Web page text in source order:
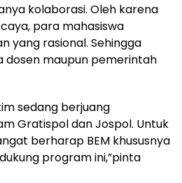
kolaborasi. Oleh karena
para mahasiswa
yang rasional. Sehingga
dosen maupun pemerintah
sedang berjuang
Gratispol dan Jospol. Untuk
berharap BEM khususnya
program ini,”pinta